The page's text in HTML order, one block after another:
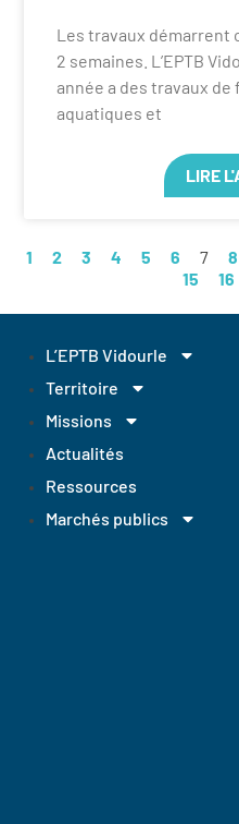
Les travaux démarrent
2 semaines. L’EPTB
année a des travaux
aquatiques et
LIRE
1 2 3 4 5 6 7 8
15
16
L’EPTB Vidourle
Territoire
Missions
Actualités
Ressources
Marchés publics